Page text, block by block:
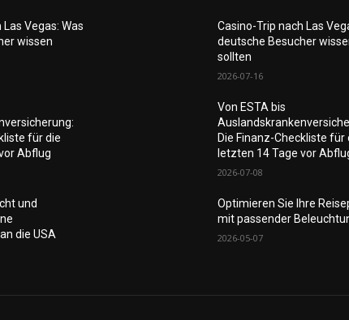
Vegas: Was
wissen
für die
Abflug
und
die USA
Casino-Trip nach Las
deutsche Besucher
sollten
2026-07-16
Von ESTA bis
Die Finanz-Checkliste für
letzten 14 Tage vor
2026-07-08
Optimieren Sie Ihre
mit passender
2026-05-07